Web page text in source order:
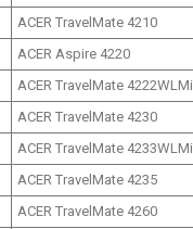
ACER TravelMate 4210
ACER Aspire 4220
ACER TravelMate 4222WLMi
ACER TravelMate 4230
ACER TravelMate 4233WLMi
ACER TravelMate 4235
ACER TravelMate 4260